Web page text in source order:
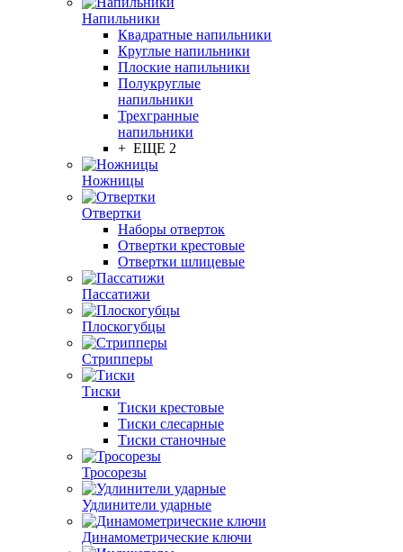
Напильники
Квадратные напильники
Круглые напильники
Плоские напильники
Полукруглые
напильники
Трехгранные
напильники
+ ЕЩЕ 2
Ножницы
Отвертки
Наборы отверток
Отвертки крестовые
Отвертки шлицевые
Пассатижи
Плоскогубцы
Стрипперы
Тиски
Тиски крестовые
Тиски слесарные
Тиски станочные
Тросорезы
Удлинители ударные
Динамометрические ключи